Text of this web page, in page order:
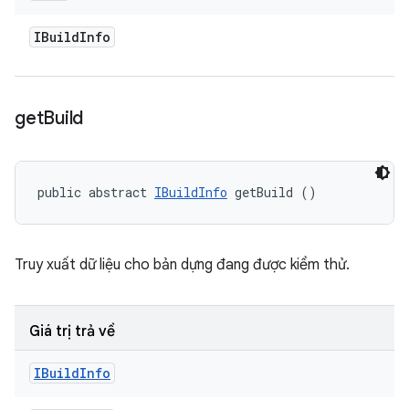
IBuildInfo
getBuild
public abstract IBuildInfo getBuild ()
Truy xuất dữ liệu cho bản dựng đang được kiểm thử.
Giá trị trả về
IBuildInfo